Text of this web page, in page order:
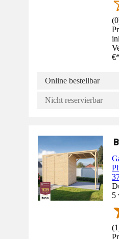
(0
€
Online bestellbar
Nicht reservierbar
5
(1